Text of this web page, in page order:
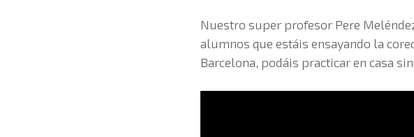
Nuestro super profesor Pere
alumnos que estáis ensayando la
Barcelona, podáis practicar en casa